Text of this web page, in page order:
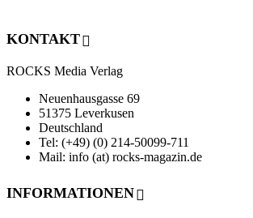
KONTAKT
ROCKS Media Verlag
Neuenhausgasse 69
51375 Leverkusen
Deutschland
Tel: (+49) (0) 214-50099-711
Mail: info (at) rocks-magazin.de
INFORMATIONEN